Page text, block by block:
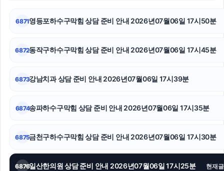
강동구하수구막힘
상간소송
상간남소송
대구이혼전문변호사
6871영등포하수구막힘 상담 준비 안내 2026년07월06일 17시50분
6872동작구하수구막힘 상담 준비 안내 2026년07월06일 17시45분
6873강남치과 상담 준비 안내 2026년07월06일 17시39분
6874송파하수구막힘 상담 준비 안내 2026년07월06일 17시35분
6875금천구하수구막힘 상담 준비 안내 2026년07월06일 17시30분
6876일산한의원 상담 준비 안내 2026년07월06일 17시25분 현재글